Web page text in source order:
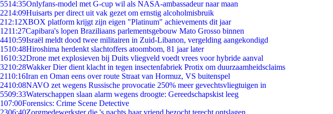
5514:35Onlyfans-model met G-cup wil als NASA-ambassadeur naar maan
2214:09Huisarts per direct uit vak gezet om ernstig alcoholmisbruik
212:12XBOX platform krijgt zijn eigen "Platinum" achievements dit jaar
1211:27Capibara's lopen Braziliaans parlementsgebouw Mato Grosso binnen
4410:59Israël meldt dood twee militairen in Zuid-Libanon, vergelding aangekondigd
1510:48Hiroshima herdenkt slachtoffers atoombom, 81 jaar later
1610:32Drone met explosieven bij Duits vliegveld voedt vrees voor hybride aanval
3210:28Wakker Dier dient klacht in tegen insectenfabriek Protix om duurzaamheidsclaims
2110:16Iran en Oman eens over route Straat van Hormuz, VS buitenspel
2410:08NAVO zet wegens Russische provocatie 250% meer gevechtsvliegtuigen in
5509:33Waterschappen slaan alarm wegens droogte: Gereedschapskist leeg
107:00Forensics: Crime Scene Detective
2306:40Zorgmedewerkster die 's nachts haar vriend bezocht terecht ontslagen